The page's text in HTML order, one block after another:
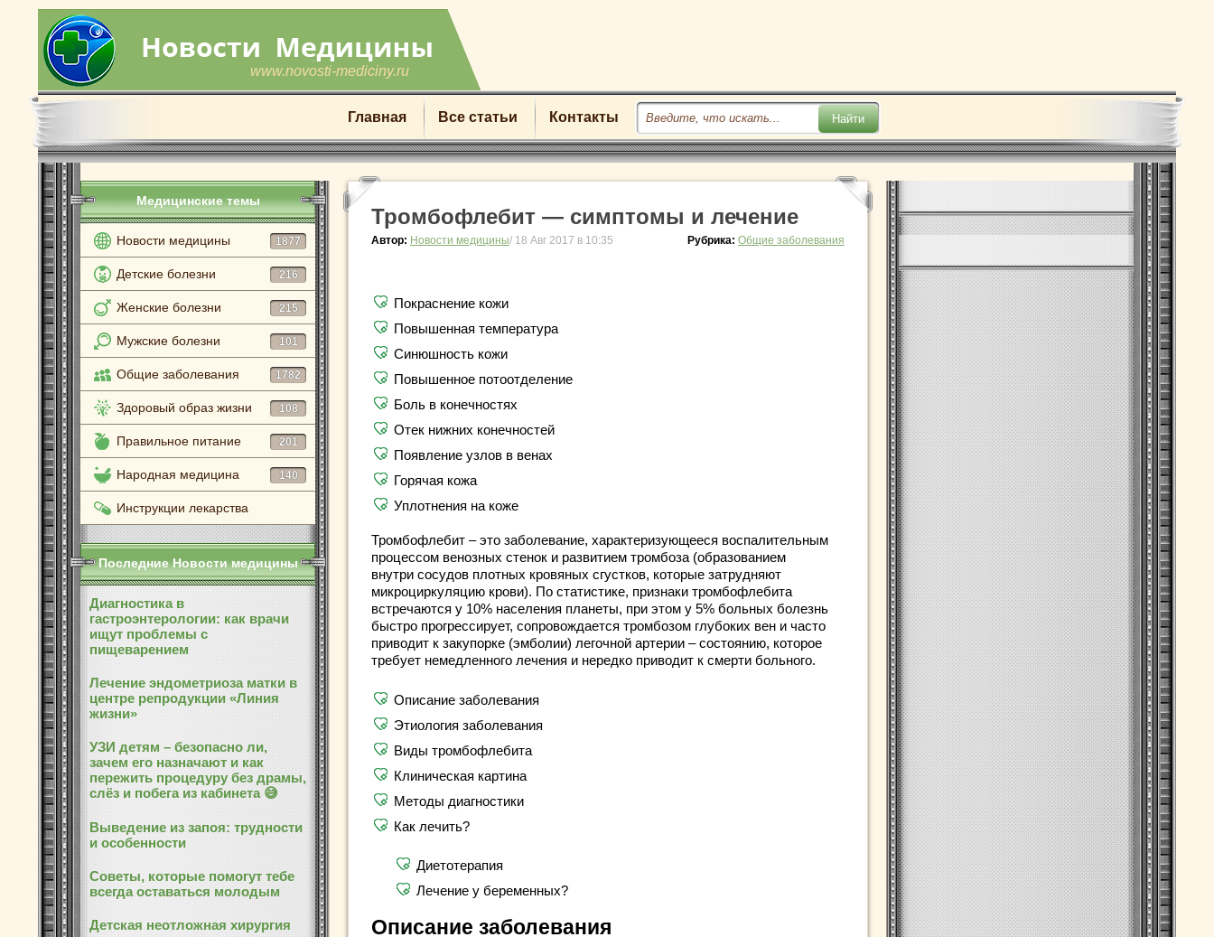
www.novosti-mediciny.ru
Главная Все статьи Контакты
Медицинские темы
Новости медицины 1877
Детские болезни 216
Женские болезни 215
Мужские болезни 101
Общие заболевания 1782
Здоровый образ жизни 108
Правильное питание 201
Народная медицина 140
Инструкции лекарства
Последние Новости медицины
Диагностика в
гастроэнтерологии: как врачи
ищут проблемы с
пищеварением
Лечение эндометриоза матки в
центре репродукции «Линия
жизни»
УЗИ детям – безопасно ли,
зачем его назначают и как
пережить процедуру без драмы,
слёз и побега из кабинета 😅
Выведение из запоя: трудности
и особенности
Советы, которые помогут тебе
всегда оставаться молодым
Детская неотложная хирургия
Тромбофлебит — симптомы и лечение
Автор: Новости медицины/ 18 Авг 2017 в 10:35 Рубрика: Общие заболевания
Покраснение кожи
Повышенная температура
Синюшность кожи
Повышенное потоотделение
Боль в конечностях
Отек нижних конечностей
Появление узлов в венах
Горячая кожа
Уплотнения на коже
Тромбофлебит – это заболевание, характеризующееся воспалительным
процессом венозных стенок и развитием тромбоза (образованием
внутри сосудов плотных кровяных сгустков, которые затрудняют
микроциркуляцию крови). По статистике, признаки тромбофлебита
встречаются у 10% населения планеты, при этом у 5% больных болезнь
быстро прогрессирует, сопровождается тромбозом глубоких вен и часто
приводит к закупорке (эмболии) легочной артерии – состоянию, которое
требует немедленного лечения и нередко приводит к смерти больного.
Описание заболевания
Этиология заболевания
Виды тромбофлебита
Клиническая картина
Методы диагностики
Как лечить?
Диетотерапия
Лечение у беременных?
Описание заболевания